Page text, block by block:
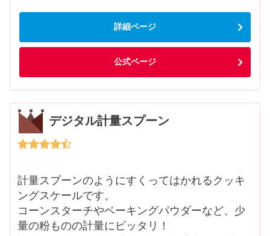
詳細ページ
公式ページ
デジタル計量スプーン
計量スプーンのようにすくってはかれるクッキ
ングスケールです。
コーンスターチやベーキングパウダーなど、少
量の粉ものの計量にピッタリ！